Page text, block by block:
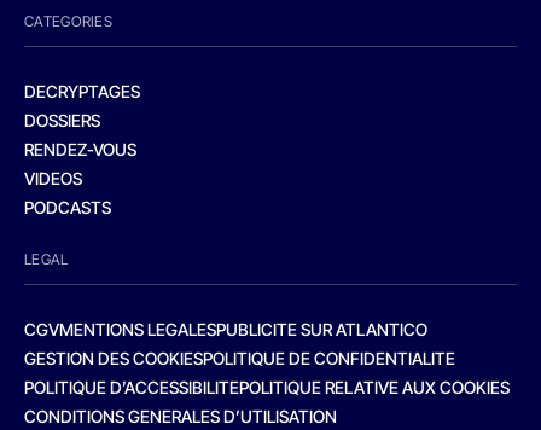
CATEGORIES
DECRYPTAGES
DOSSIERS
RENDEZ-VOUS
VIDEOS
PODCASTS
LEGAL
CGVMENTIONS LEGALESPUBLICITE SUR ATLANTICO
GESTION DES COOKIESPOLITIQUE DE CONFIDENTIALITE
POLITIQUE D’ACCESSIBILITEPOLITIQUE RELATIVE AUX COOKIES
CONDITIONS GENERALES D’UTILISATION